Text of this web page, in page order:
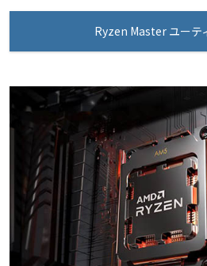
Ryzen Master ユーテ